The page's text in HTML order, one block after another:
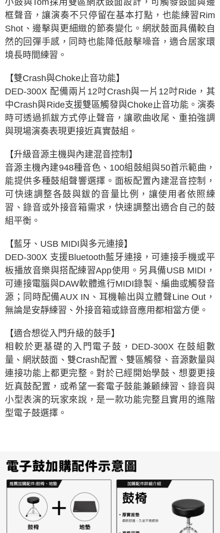
小鼓與Tom採用雙區網狀鼓面設計，可觸發鼓面與邊
框聲音，讓演奏不只停留在基本打點，也能練習Rim
Shot、邊擊與更細緻的節奏變化。網狀鼓面具備較自
然的回彈手感，同時也能降低敲擊噪音，適合居家環
境長時間練習。
【雙Crash與Choke止音功能】
DED-300X 配備兩片12吋Crash與一片12吋Ride，其
中Crash與Ride支援雙區觸發與Choke止音功能。演奏
時可透過抓鈸方式停止聲音，讓歌曲收尾、重拍強調
與現場演奏表現更接近真實鼓組。
【升級音源主機與內建混音控制】
音源主機內建948種音色、100組鼓組與50首示範曲，
能提供多種鼓組聲響選擇。面板配置內建混音控制，
可快速調整各鼓與鈸的音量比例，讓使用者依照練
習、錄音或外接音箱需求，快速調整出適合自己的鼓
組平衡。
【藍牙、USB MIDI與多元連接】
DED-300X 支援Bluetooth藍牙連接，可連接手機或平
板播放音樂與搭配練習App使用。另具備USB MIDI，
可連接電腦與DAW軟體進行MIDI錄製、編曲或觸發音
源；同時配備AUX IN、耳機輸出與立體聲Line Out，
無論是安靜練習、外接音箱或錄音應用都相當方便。
【適合想從入門升級的鼓手】
相較於更基礎的入門電子鼓，DED-300X 在鼓組數
量、網狀鼓面、雙Crash配置、雙區觸發、音源數量與
連接功能上都更完整。對於已經開始學鼓、想要更接
近真鼓配置，或希望一套電子鼓能兼顧練習、錄音與
小型表演的玩家來說，是一款功能完整且實用的進階
型電子鼓選擇。